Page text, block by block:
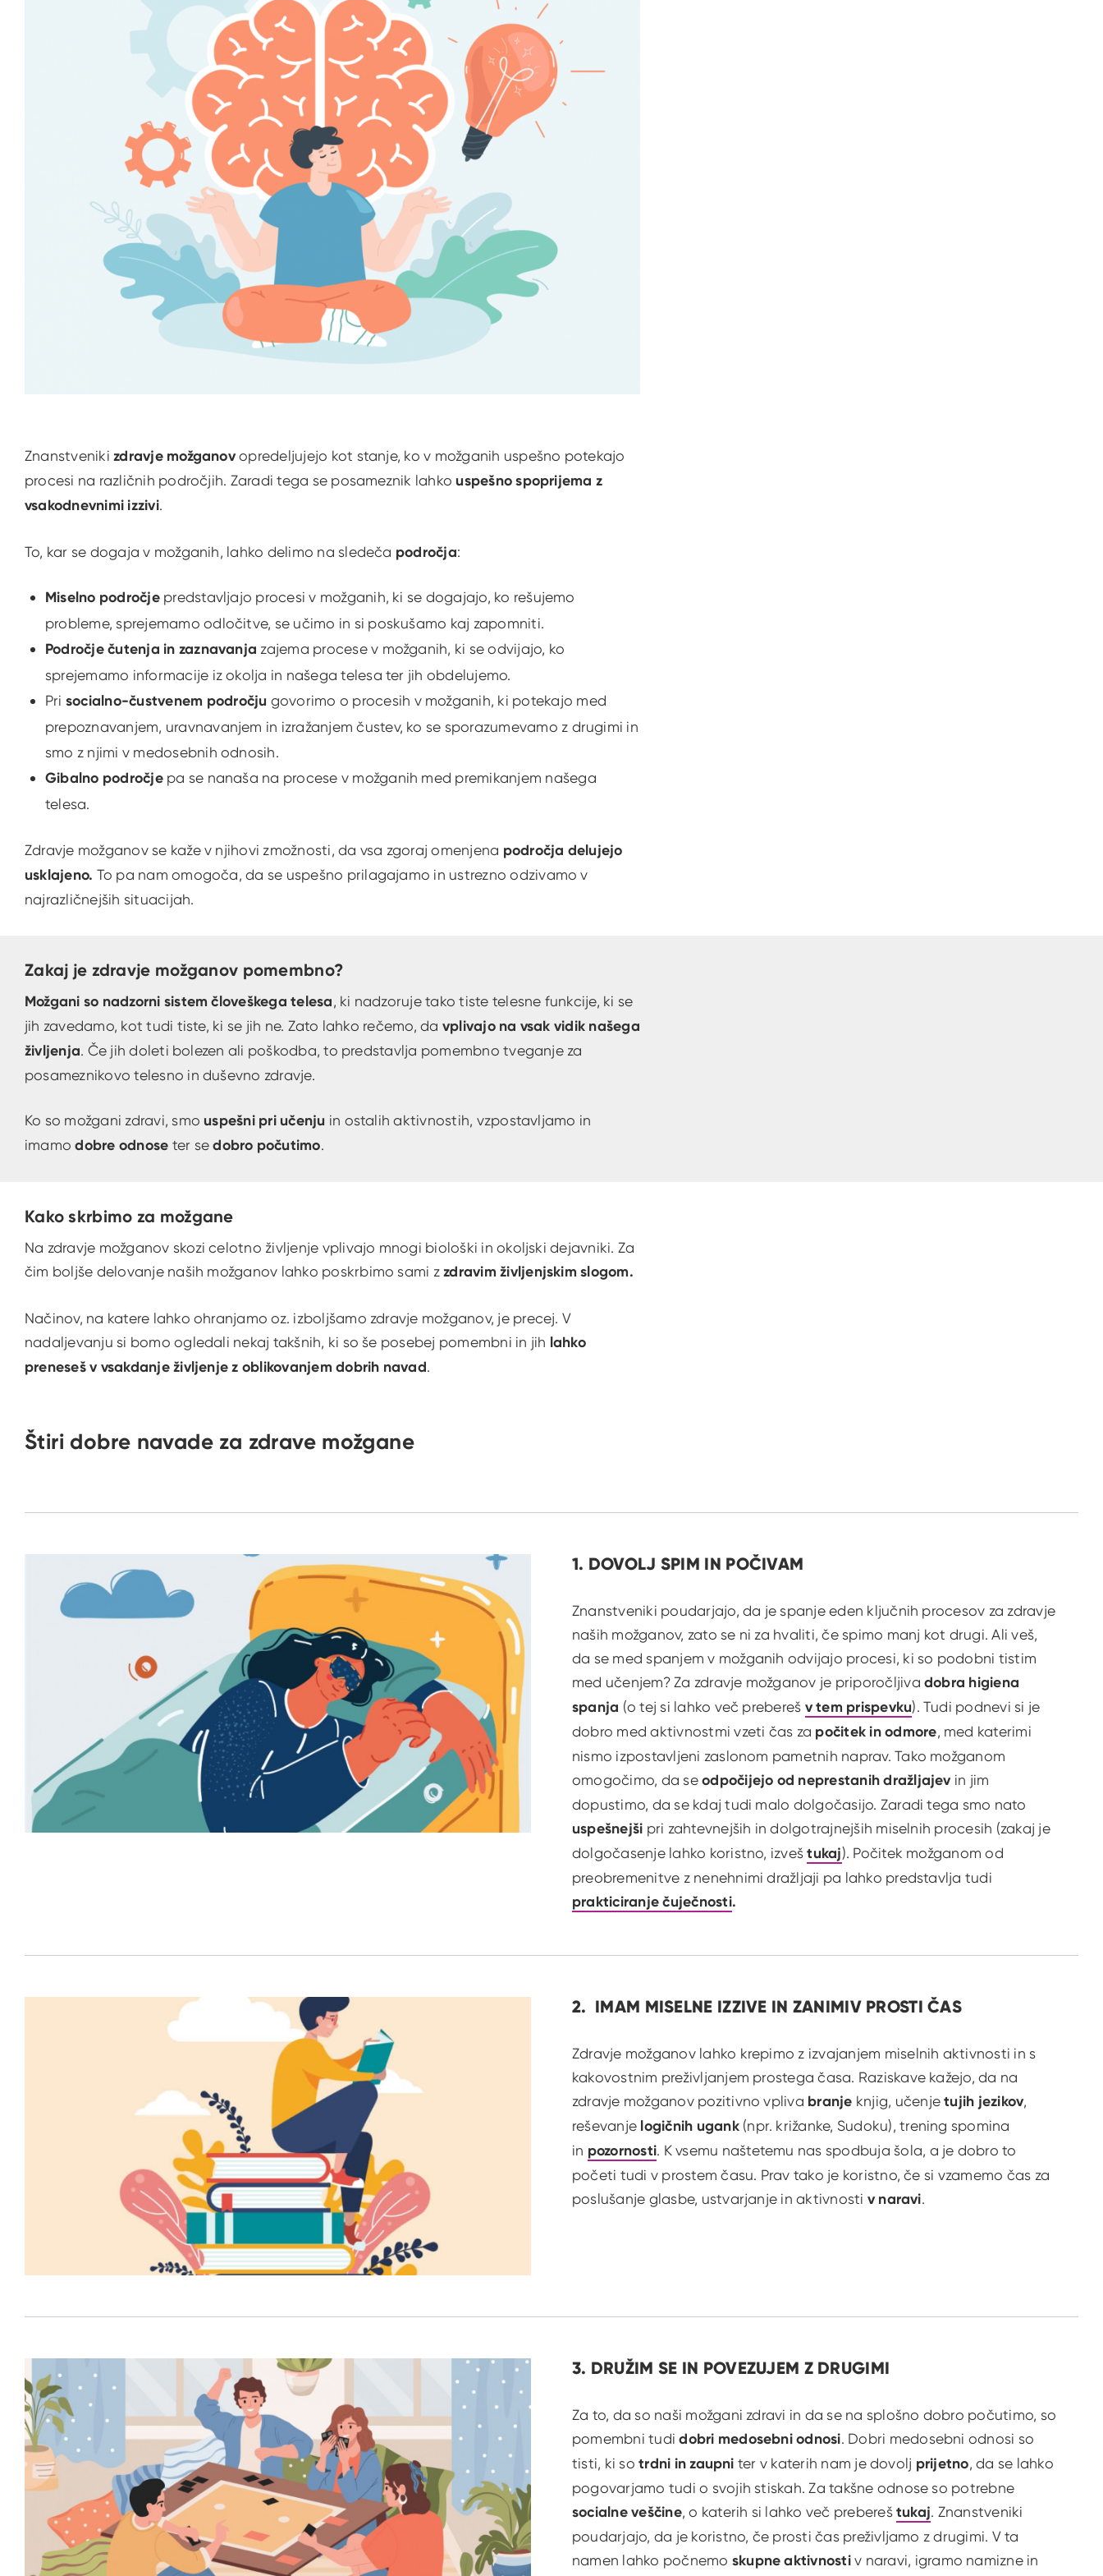
Znanstvenikizdravje možganovopredeljujejo kot stanje, ko v možganih uspešno potekajo
procesi na različnih področjih. Zaradi tega se posameznik lahko uspešno spoprijema z
vsakodnevnimi izzivi.
To, kar se dogaja v možganih, lahko delimo na sledeča področja:
Miselno področjepredstavljajo procesi v možganih, ki se dogajajo, ko rešujemo
probleme, sprejemamo odločitve, se učimo in si poskušamo kaj zapomniti.
Področječutenja in zaznavanja zajema procese v možganih, ki se odvijajo, ko
sprejemamo informacije iz okolja in našega telesa ter jih obdelujemo.
Pri socialno-čustvenem področju govorimo o procesih v možganih, ki potekajo med
prepoznavanjem, uravnavanjem in izražanjem čustev, ko se sporazumevamo z drugimi in
smo z njimi v medosebnih odnosih.
Gibalno področjepa se nanaša na procese v možganih med premikanjem našega
telesa.
Zdravje možganov se kaže v njihovi zmožnosti, da vsa zgoraj omenjena področja delujejo
usklajeno. To pa nam omogoča, da se uspešno prilagajamo in ustrezno odzivamo v
najrazličnejših situacijah.
Zakaj je zdravje možganov pomembno?
Možgani so nadzorni sistem človeškega telesa, ki nadzoruje tako tiste telesne funkcije, ki se
jih zavedamo, kot tudi tiste, ki se jih ne. Zato lahko rečemo, da vplivajo na vsak vidik našega
življenja. Če jih doleti bolezen ali poškodba, to predstavlja pomembno tveganje za
posameznikovo telesno in duševno zdravje.
Ko so možgani zdravi, smo uspešni pri učenju in ostalih aktivnostih, vzpostavljamo in
imamodobre odnose ter sedobro počutimo.
Kako skrbimo za možgane
Na zdravje možganov skozi celotno življenje vplivajo mnogi biološki in okoljski dejavniki. Za
čim boljše delovanje naših možganov lahko poskrbimo sami zzdravim življenjskim slogom.
Načinov, na katere lahko ohranjamo oz. izboljšamo zdravje možganov, je precej. V
nadaljevanju si bomo ogledali nekaj takšnih, ki so še posebej pomembni in jih lahko
preneseš v vsakdanje življenje z oblikovanjem dobrih navad.
Štiri dobre navade za zdrave možgane
1. DOVOLJ SPIM IN POČIVAM
Znanstveniki poudarjajo, da je spanje eden ključnih procesov za zdravje
naših možganov, zato se ni za hvaliti, če spimo manj kot drugi. Ali veš,
da se med spanjem v možganih odvijajo procesi, ki so podobni tistim
med učenjem? Za zdravje možganov je priporočljiva dobra higiena
spanja (o tej si lahko več prebereš v tem prispevku). Tudi podnevi si je
dobro med aktivnostmi vzeti čas za počitek in odmore, med katerimi
nismo izpostavljeni zaslonom pametnih naprav. Tako možganom
omogočimo, da seodpočijejo od neprestanih dražljajevin jim
dopustimo, da se kdaj tudi malo dolgočasijo. Zaradi tega smo nato
uspešnejši pri zahtevnejših in dolgotrajnejših miselnih procesih (zakaj je
dolgočasenje lahko koristno, izveštukaj). Počitek možganom od
preobremenitve z nenehnimi dražljaji pa lahko predstavlja tudi
prakticiranječuječnosti.
2. IMAM MISELNE IZZIVE IN ZANIMIV PROSTI ČAS
Zdravje možganov lahko krepimo z izvajanjem miselnih aktivnosti in s
kakovostnim preživljanjem prostega časa. Raziskave kažejo, da na
zdravje možganov pozitivno vpliva branje knjig, učenjetujih jezikov,
reševanje logičnih ugank(npr. križanke, Sudoku), trening spomina
in pozornosti. K vsemu naštetemu nas spodbuja šola, a je dobro to
početi tudi v prostem času. Prav tako je koristno, če si vzamemo čas za
poslušanje glasbe, ustvarjanje in aktivnosti v naravi.
3. DRUŽIM SE IN POVEZUJEM Z DRUGIMI
Za to, da so naši možgani zdravi in da se na splošno dobro počutimo, so
pomembni tudidobri medosebni odnosi. Dobri medosebni odnosi so
tisti, ki sotrdni in zaupni ter v katerih nam je dovolj prijetno, da se lahko
pogovarjamo tudi o svojih stiskah. Za takšne odnose so potrebne
socialne veščine, o katerih si lahko več prebereštukaj. Znanstveniki
poudarjajo, da je koristno, če prosti čas preživljamo z drugimi. V ta
namen lahko počnemo skupne aktivnostiv naravi, igramo namizne in